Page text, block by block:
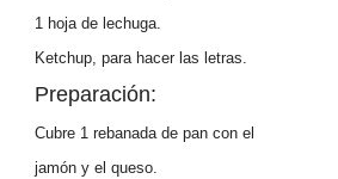
1 hoja de lechuga.
Ketchup, para hacer las letras.
Preparación:
Cubre 1 rebanada de pan con el
jamón y el queso.